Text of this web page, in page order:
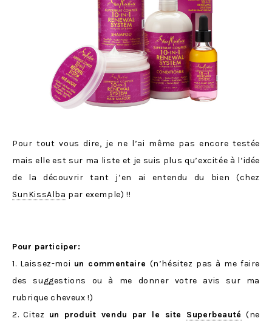
Pour tout vous dire, je ne l’ai même pas encore testée
mais elle est sur ma liste et je suis plus qu’excitée à l’idée
de la découvrir tant j’en ai entendu du bien (chez
SunKissAlba par exemple) !!
Pour participer:
1. Laissez-moi un commentaire (n’hésitez pas à me faire
des suggestions ou à me donner votre avis sur ma
rubrique cheveux !)
2. Citez un produit vendu par le site Superbeauté (ne